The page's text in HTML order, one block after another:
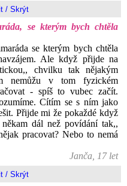
se kterým bych chtěla
se kterým bych chtěla
Ale když přijde na
chvilku tak nějakým
nemůžu v tom fyzickém
- spíš to vubec začít.
Cítím se s ním jako
Přijde mi že pokaždé když
dál než povídání tak,,
pracovat? Nebo to nemá
Janča, 17 let